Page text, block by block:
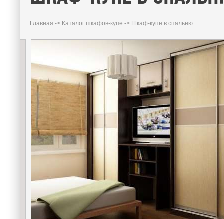
Главная -> Каталог шкафов-купе -> Шкаф-купе в спальню